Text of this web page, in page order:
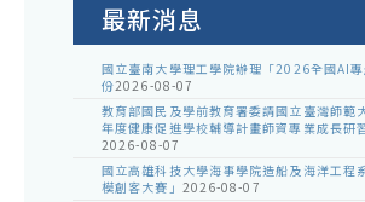
最新消息
國立臺南大學理工學院辦理「2026全國AI
份2026-08-07
教育部國民及學前教育署委請國立臺灣師範
年度健康促進學校輔導計畫師資專業成長研
2026-08-07
國立高雄科技大學海事學院造船及海洋工程
模創客大賽」 2026-08-07